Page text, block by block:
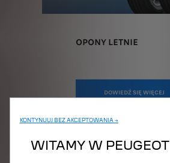
OPONY LETNIE
DOWIEDŹ SIĘ WIĘCEJ
KONTYNUUJ BEZ AKCEPTOWANIA →
WITAMY W PEUGEOT